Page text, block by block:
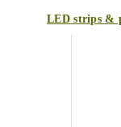
LED strips &